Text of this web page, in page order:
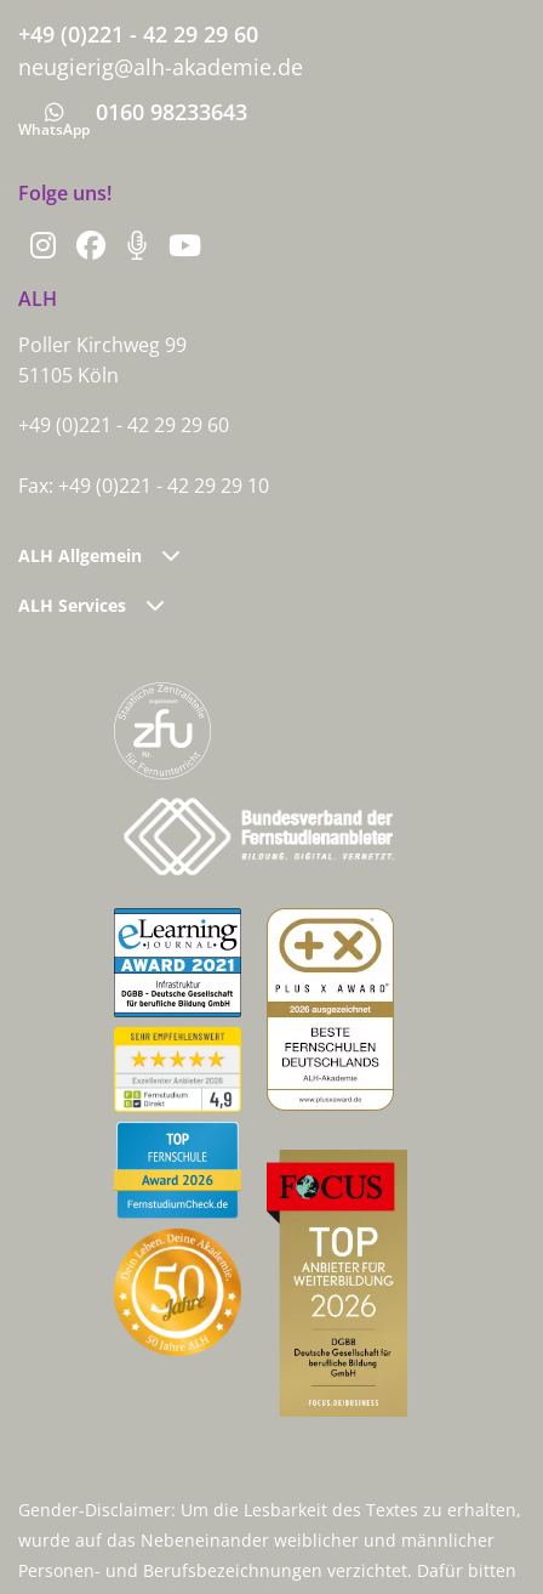
+49 (0)221 - 42 29 29 60
neugierig@alh-akademie.de
Whatsapp
WhatsApp
0160 98233643
Folge uns!
ALH
Poller Kirchweg 99
51105 Köln
+49 (0)221 - 42 29 29 60
Fax: +49 (0)221 - 42 29 29 10
ALH Allgemein
ALH Services
Gender-Disclaimer: Um die Lesbarkeit des Textes zu erhalten,
wurde auf das Nebeneinander weiblicher und männlicher
Personen- und Berufsbezeichnungen verzichtet. Dafür bitten